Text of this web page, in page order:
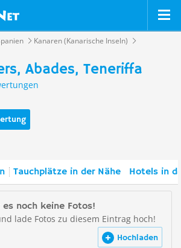
Kanaren (Kanarische Inseln)
Abades, Teneriffa
Tauchplätze in der Nähe Hotels in
noch keine Fotos!
lade Fotos zu diesem Eintrag hoch!
Hochladen